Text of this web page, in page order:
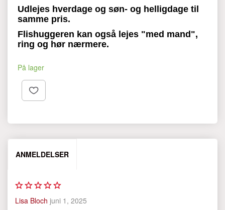
Udlejes hverdage og søn- og helligdage til
samme pris.
Flishuggeren kan også lejes "med mand",
ring og hør nærmere.
På lager
ANMELDELSER
Lisa Bloch juni 1, 2025